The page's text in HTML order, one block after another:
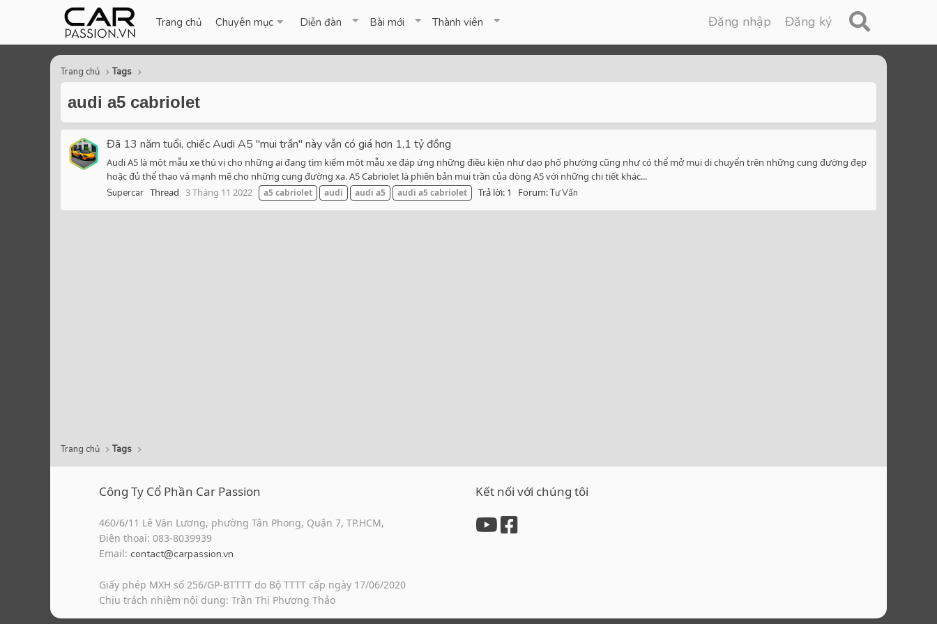
Trang chủ Chuyên mục Diễn đàn Bài mới Thành viên Đăng nhập Đăng ký
Trang chủ Tags
audi a5 cabriolet
Đã 13 năm tuổi, chiếc Audi A5 "mui trần" này vẫn có giá hơn 1,1 tỷ đồng
Audi A5 là một mẫu xe thú vị cho những ai đang tìm kiếm một mẫu xe đáp ứng những điều kiện như dạo phố phường cũng như có thể mở mui di chuyển trên những cung đường đẹp
hoặc đủ thể thao và mạnh mẽ cho những cung đường xa. A5 Cabriolet là phiên bản mui trần của dòng A5 với những chi tiết khác...
Supercar Thread 3 Tháng 11 2022 a5cabriolet audi audi a5 audi a5cabriolet Trả lời: 1 Forum:Tư Vấn
Trang chủ Tags
Công Ty Cổ Phần Car Passion
460/6/11 Lê Văn Lương, phường Tân Phong, Quận 7, TP.HCM,
Điện thoại: 083-8039939
Email: contact@carpassion.vn
Giấy phép MXH số 256/GP-BTTTT do Bộ TTTT cấp ngày 17/06/2020
Chịu trách nhiệm nội dung: Trần Thị Phương Thảo
Kết nối với chúng tôi